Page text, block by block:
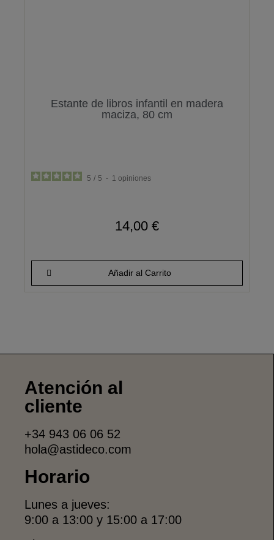
Estante de libros infantil en madera
maciza, 80 cm
5 / 5 - 1 opiniones
14,00 €
Añadir al Carrito
Atención al
cliente
+34 943 06 06 52
hola@astideco.com
Horario
Lunes a jueves:
9:00 a 13:00 y 15:00 a 17:00